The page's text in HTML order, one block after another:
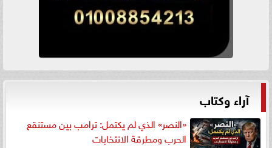
آراء وكتاب
«النصر» الذي لم يكتمل: ترامب بين مستنقع
الحرب ومطرقة الانتخابات